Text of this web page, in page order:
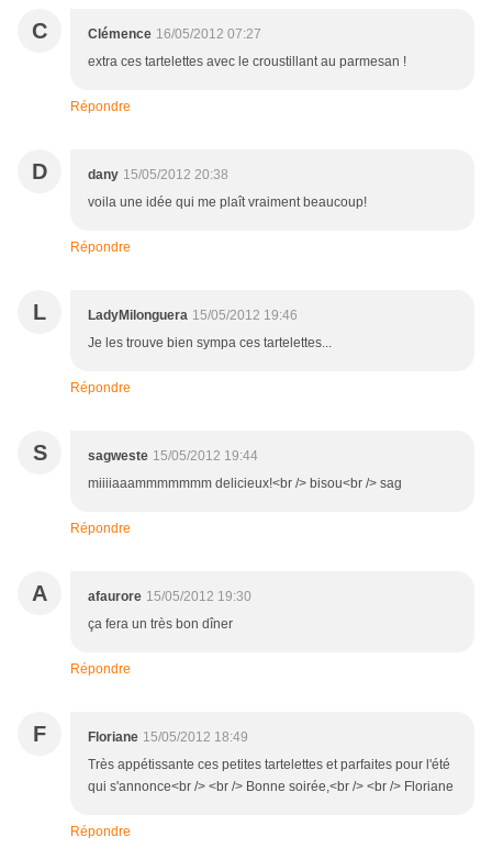
C Clémence 16/05/2012 07:27
extra ces tartelettes avec le croustillant au parmesan !
Répondre
D dany 15/05/2012 20:38
voila une idée qui me plaît vraiment beaucoup!
Répondre
L LadyMilonguera 15/05/2012 19:46
Je les trouve bien sympa ces tartelettes...
Répondre
S sagweste 15/05/2012 19:44
miiiiaaammmmmmm delicieux!<br /> bisou<br /> sag
Répondre
A afaurore 15/05/2012 19:30
ça fera un très bon dîner
Répondre
F Floriane 15/05/2012 18:49
Très appétissante ces petites tartelettes et parfaites pour l'été
qui s'annonce<br /> <br /> Bonne soirée,<br /> <br /> Floriane
Répondre